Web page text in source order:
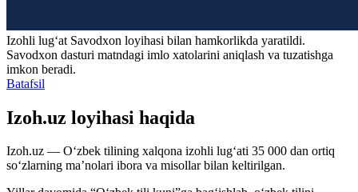
Izohli lugʻat Savodxon loyihasi bilan hamkorlikda yaratildi.
Savodxon dasturi matndagi imlo xatolarini aniqlash va tuzatishga
imkon beradi.
Batafsil
Izoh.uz loyihasi haqida
Izoh.uz — O‘zbek tilining xalqona izohli lug‘ati 35 000 dan ortiq
so‘zlarning ma’nolari ibora va misollar bilan keltirilgan.